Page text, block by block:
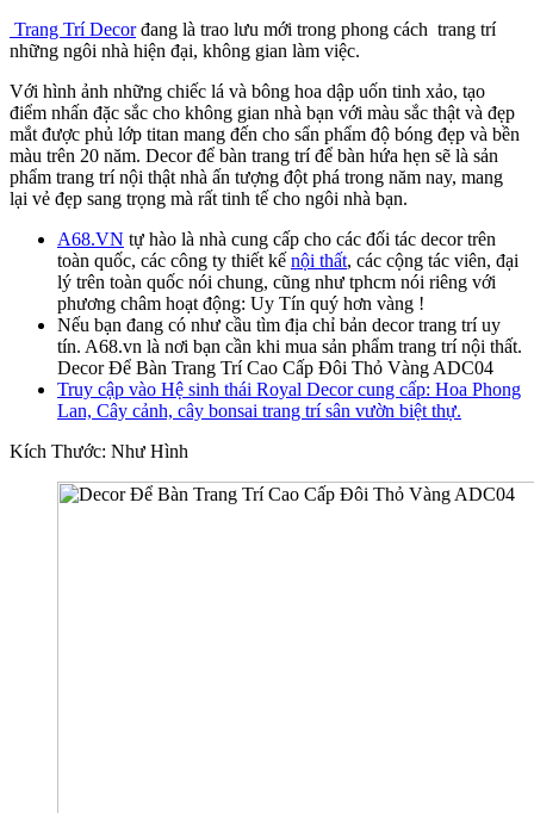
Trang Trí Decorđang là trao lưu mới trong phong cách trang trí
những ngôi nhà hiện đại, không gian làm việc.
Với hình ảnh những chiếc lá và bông hoa dập uốn tinh xảo, tạo
điểm nhấn đặc sắc cho không gian nhà bạn với màu sắc thật và đẹp
mắt được phủ lớp titan mang đến cho sẩn phẩm độ bóng đẹp và bền
màu trên 20 năm. Decor để bàn trang trí để bàn hứa hẹn sẽ là sản
phẩm trang trí nội thật nhà ấn tượng đột phá trong năm nay, mang
lại vẻ đẹp sang trọng mà rất tinh tế cho ngôi nhà bạn.
A68.VN tự hào là nhà cung cấp cho các đối tác decor trên
toàn quốc, các công ty thiết kế nội thất, các cộng tác viên, đại
lý trên toàn quốc nói chung, cũng như tphcm nói riêng với
phương châm hoạt động: Uy Tín quý hơn vàng !
Nếu bạn đang có như cầu tìm địa chỉ bản decor trang trí uy
tín. A68.vn là nơi bạn cần khi mua sản phẩm trang trí nội thất.
Decor Để Bàn Trang Trí Cao Cấp Đôi Thỏ Vàng ADC04
Truy cập vào Hệ sinh thái Royal Decor cung cấp: Hoa Phong
Lan, Cây cảnh, cây bonsai trang trí sân vườn biệt thự.
Kích Thước: Như Hình